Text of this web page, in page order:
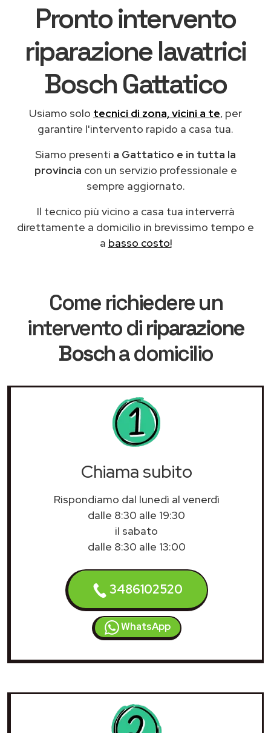
Pronto intervento
riparazione lavatrici
Bosch Gattatico
Usiamo solo tecnici di zona, vicini a te, per
garantire l'intervento rapido a casa tua.
Siamo presenti a Gattatico e in tutta la
provincia con un servizio professionale e
sempre aggiornato.
Il tecnico più vicino a casa tua interverrà
direttamente a domicilio in brevissimo tempo e
a basso costo!
Come richiedere un
intervento diriparazione
Boscha domicilio
Chiama subito
Rispondiamo dal lunedì al venerdì
dalle 8:30 alle 19:30
il sabato
dalle 8:30 alle 13:00
3486102520
WhatsApp